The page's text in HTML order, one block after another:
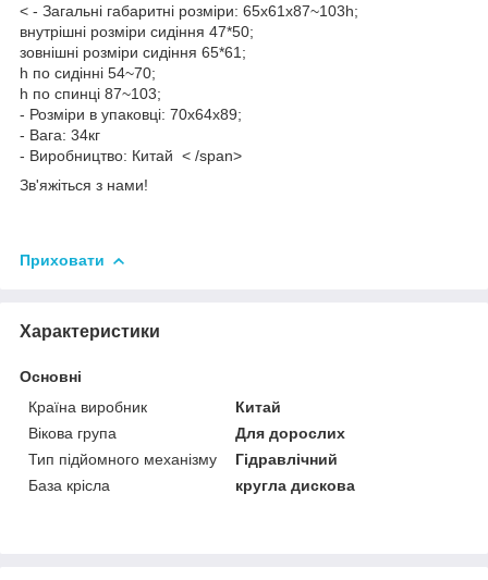
< - Загальні габаритні розміри: 65x61x87~103h;
внутрішні розміри сидіння 47*50;
зовнішні розміри сидіння 65*61;
h по сидінні 54~70;
h по спинці 87~103;
- Розміри в упаковці: 70х64х89;
- Вага: 34кг
- Виробництво: Китай < /span>
Зв'яжіться з нами!
Приховати
Характеристики
Основні
Країна виробник
Китай
Вікова група
Для дорослих
Тип підйомного механізму
Гідравлічний
База крісла
кругла дискова